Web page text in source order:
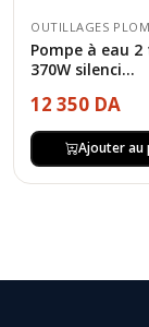
OUTILLAGES
Pompe à eau
370W silenci...
12 350 DA
Ajouter au